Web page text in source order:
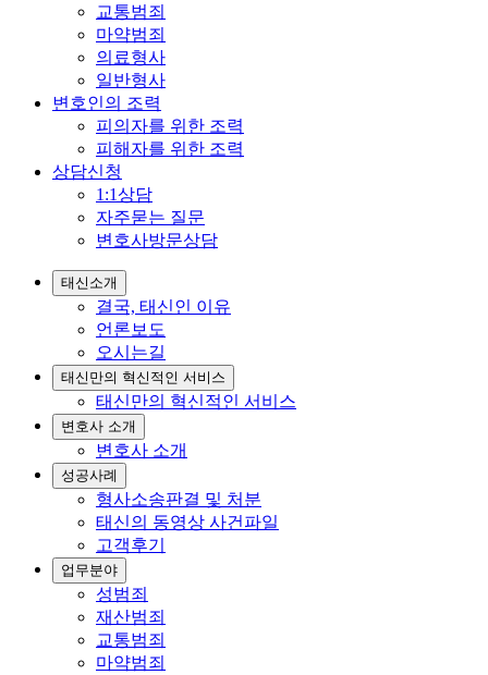
교통범죄
마약범죄
의료형사
일반형사
변호인의 조력
피의자를 위한 조력
피해자를 위한 조력
상담신청
1:1상담
자주묻는 질문
변호사방문상담
태신소개
결국, 태신인 이유
언론보도
오시는길
태신만의 혁신적인 서비스
태신만의 혁신적인 서비스
변호사 소개
변호사 소개
성공사례
형사소송판결 및 처분
태신의 동영상 사건파일
고객후기
업무분야
성범죄
재산범죄
교통범죄
마약범죄